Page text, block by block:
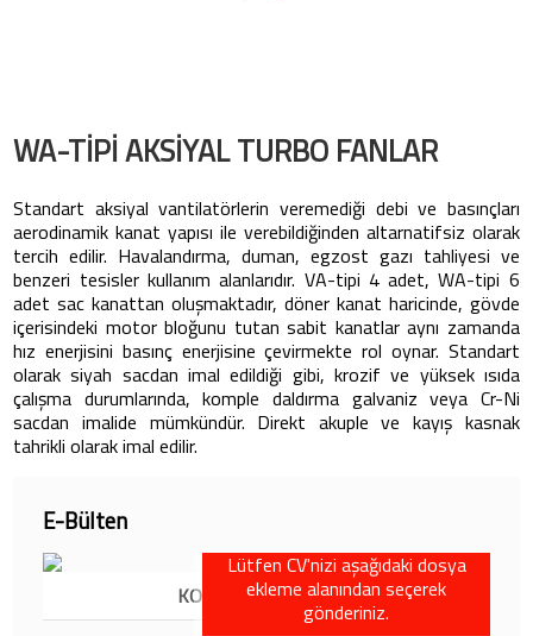
WA-TİPİ AKSİYAL TURBO FANLAR
Standart aksiyal vantilatörlerin veremediği debi ve basınçları
aerodinamik kanat yapısı ile verebildiğinden altarnatifsiz olarak
tercih edilir. Havalandırma, duman, egzost gazı tahliyesi ve
benzeri tesisler kullanım alanlarıdır. VA-tipi 4 adet, WA-tipi 6
adet sac kanattan oluşmaktadır, döner kanat haricinde, gövde
içerisindeki motor bloğunu tutan sabit kanatlar aynı zamanda
hız enerjisini basınç enerjisine çevirmekte rol oynar. Standart
olarak siyah sacdan imal edildiği gibi, krozif ve yüksek ısıda
çalışma durumlarında, komple daldırma galvaniz veya Cr-Ni
sacdan imalide mümkündür. Direkt akuple ve kayış kasnak
tahrikli olarak imal edilir.
E-Bülten
Lütfen CV'nizi aşağıdaki dosya
ekleme alanından seçerek
gönderiniz.
KONUM NOTASYONU